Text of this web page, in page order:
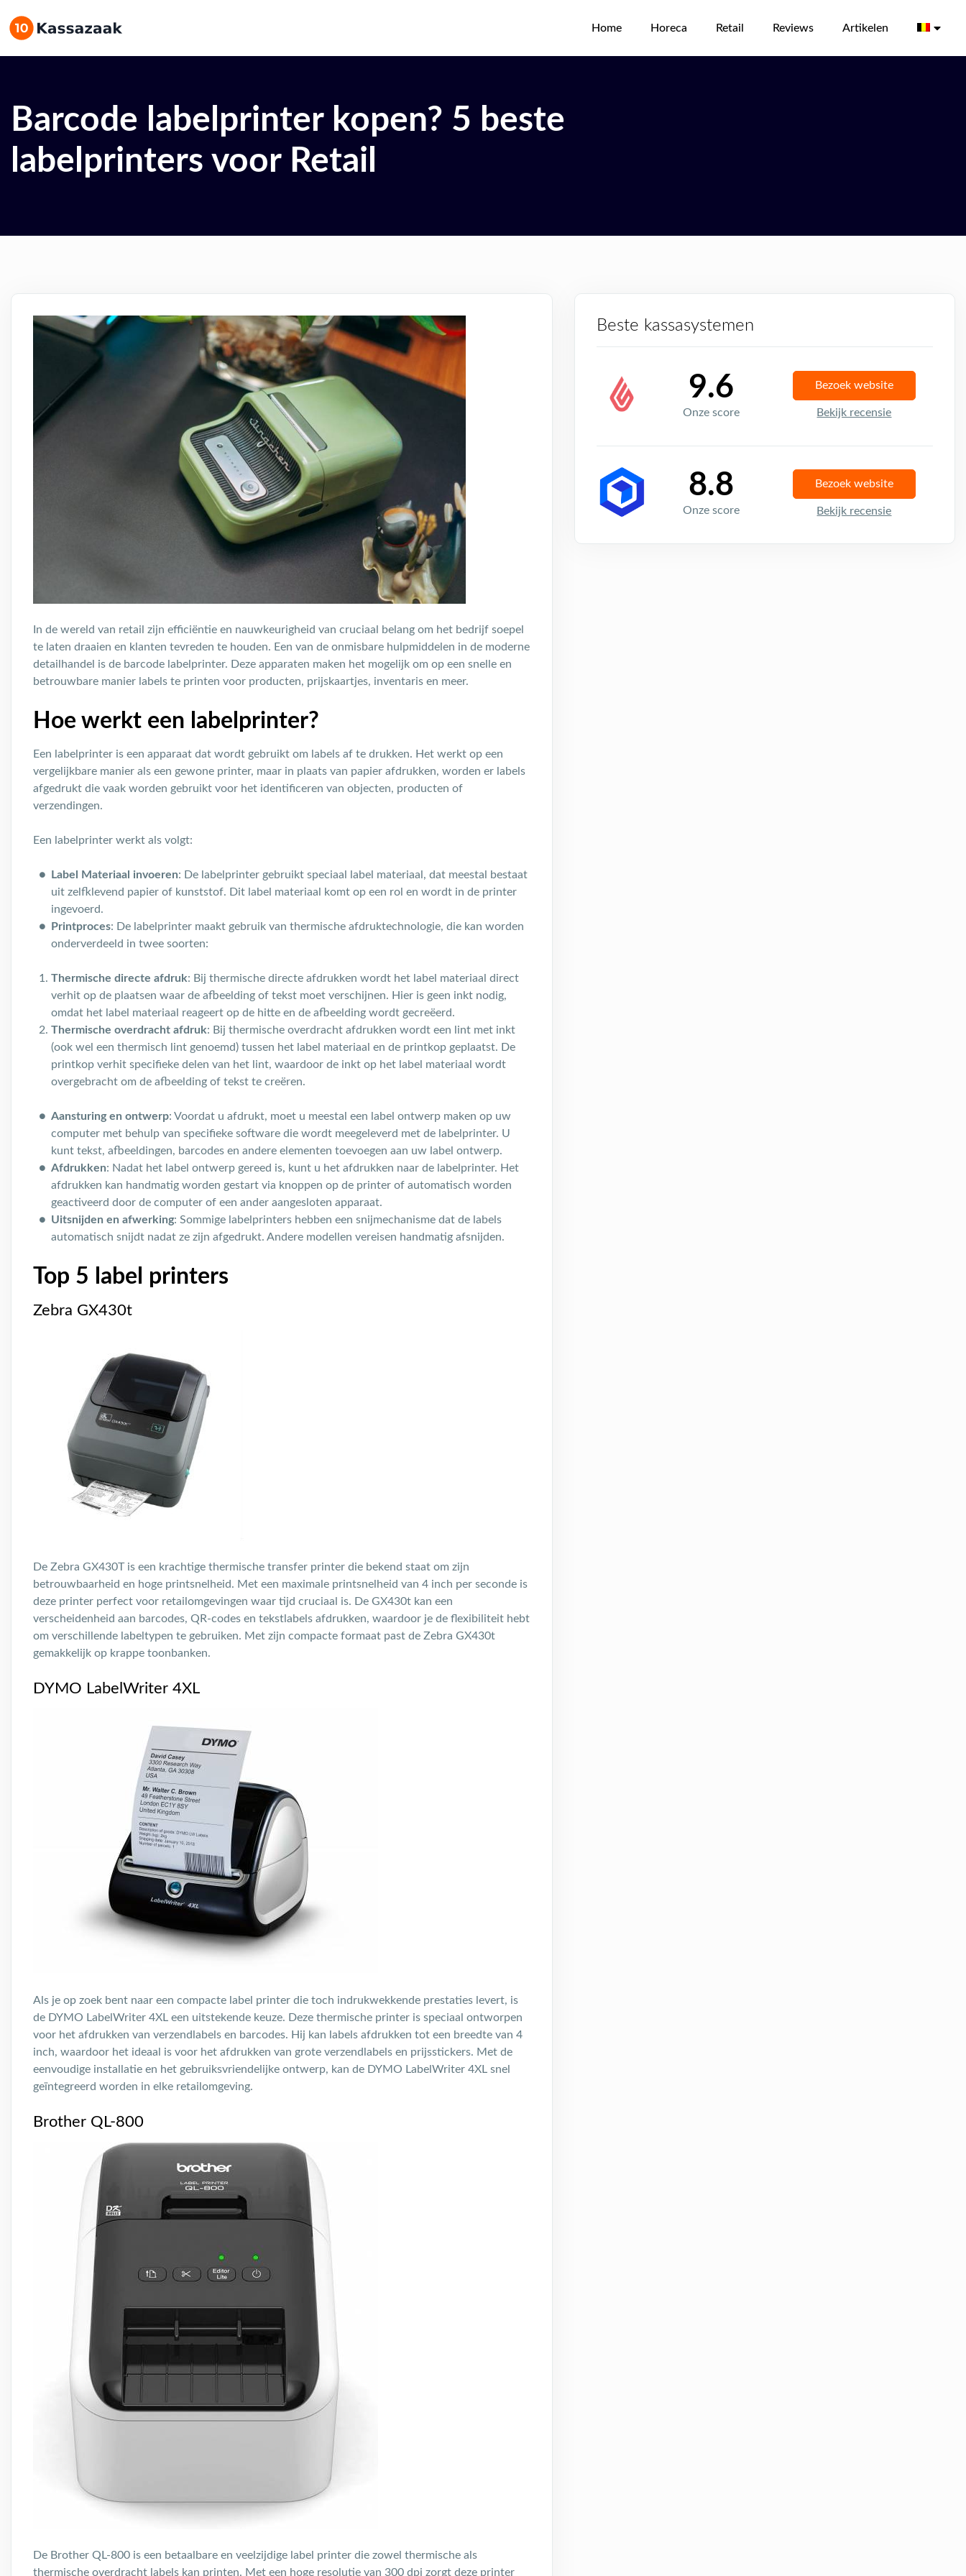
Home Horeca Retail Reviews Artikelen
Barcode labelprinter kopen? 5 beste
labelprinters voor Retail
In de wereld van retail zijn efficiëntie en nauwkeurigheid van cruciaal belang om het bedrijf soepel
te laten draaien en klanten tevreden te houden. Een van de onmisbare hulpmiddelen in de moderne
detailhandel is de barcode labelprinter. Deze apparaten maken het mogelijk om op een snelle en
betrouwbare manier labels te printen voor producten, prijskaartjes, inventaris en meer.
Hoe werkt een labelprinter?
Een labelprinter is een apparaat dat wordt gebruikt om labels af te drukken. Het werkt op een
vergelijkbare manier als een gewone printer, maar in plaats van papier afdrukken, worden er labels
afgedrukt die vaak worden gebruikt voor het identificeren van objecten, producten of
verzendingen.
Een labelprinter werkt als volgt:
Label Materiaal invoeren: De labelprinter gebruikt speciaal label materiaal, dat meestal bestaat
uit zelfklevend papier of kunststof. Dit label materiaal komt op een rol en wordt in de printer
ingevoerd.
Printproces: De labelprinter maakt gebruik van thermische afdruktechnologie, die kan worden
onderverdeeld in twee soorten:
Thermische directe afdruk: Bij thermische directe afdrukken wordt het label materiaal direct
verhit op de plaatsen waar de afbeelding of tekst moet verschijnen. Hier is geen inkt nodig,
omdat het label materiaal reageert op de hitte en de afbeelding wordt gecreëerd.
Thermische overdracht afdruk: Bij thermische overdracht afdrukken wordt een lint met inkt
(ook wel een thermisch lint genoemd) tussen het label materiaal en de printkop geplaatst. De
printkop verhit specifieke delen van het lint, waardoor de inkt op het label materiaal wordt
overgebracht om de afbeelding of tekst te creëren.
Aansturing en ontwerp: Voordat u afdrukt, moet u meestal een label ontwerp maken op uw
computer met behulp van specifieke software die wordt meegeleverd met de labelprinter. U
kunt tekst, afbeeldingen, barcodes en andere elementen toevoegen aan uw label ontwerp.
Afdrukken: Nadat het label ontwerp gereed is, kunt u het afdrukken naar de labelprinter. Het
afdrukken kan handmatig worden gestart via knoppen op de printer of automatisch worden
geactiveerd door de computer of een ander aangesloten apparaat.
Uitsnijden en afwerking: Sommige labelprinters hebben een snijmechanisme dat de labels
automatisch snijdt nadat ze zijn afgedrukt. Andere modellen vereisen handmatig afsnijden.
Top 5 label printers
Zebra GX430t
De Zebra GX430T is een krachtige thermische transfer printer die bekend staat om zijn
betrouwbaarheid en hoge printsnelheid. Met een maximale printsnelheid van 4 inch per seconde is
deze printer perfect voor retailomgevingen waar tijd cruciaal is. De GX430t kan een
verscheidenheid aan barcodes, QR-codes en tekstlabels afdrukken, waardoor je de flexibiliteit hebt
om verschillende labeltypen te gebruiken. Met zijn compacte formaat past de Zebra GX430t
gemakkelijk op krappe toonbanken.
DYMO LabelWriter 4XL
Als je op zoek bent naar een compacte label printer die toch indrukwekkende prestaties levert, is
de DYMO LabelWriter 4XL een uitstekende keuze. Deze thermische printer is speciaal ontworpen
voor het afdrukken van verzendlabels en barcodes. Hij kan labels afdrukken tot een breedte van 4
inch, waardoor het ideaal is voor het afdrukken van grote verzendlabels en prijsstickers. Met de
eenvoudige installatie en het gebruiksvriendelijke ontwerp, kan de DYMO LabelWriter 4XL snel
geïntegreerd worden in elke retailomgeving.
Brother QL-800
De Brother QL-800 is een betaalbare en veelzijdige label printer die zowel thermische als
thermische overdracht labels kan printen. Met een hoge resolutie van 300 dpi zorgt deze printer
Beste kassasystemen
9.6
Onze score
Bezoek website
Bekijk recensie
8.8
Onze score
Bezoek website
Bekijk recensie